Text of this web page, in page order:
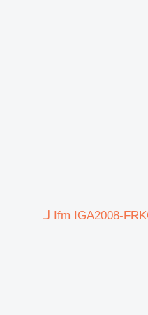
أداة الاستشعار (مجس) Ifm IGA2008-FRKG/IG5596 لـ